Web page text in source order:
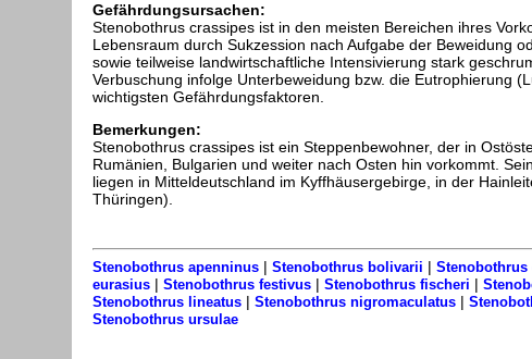
Gefährdungsursachen:
Stenobothrus crassipes ist in den meisten Bereichen ihres
Lebensraum durch Sukzession nach Aufgabe der Beweidung
sowie teilweise landwirtschaftliche Intensivierung stark
Verbuschung infolge Unterbeweidung bzw. die Eutrophierung
wichtigsten Gefährdungsfaktoren.
Bemerkungen:
Stenobothrus crassipes ist ein Steppenbewohner, der in
Rumänien, Bulgarien und weiter nach Osten hin vorkommt.
liegen in Mitteldeutschland im Kyffhäusergebirge, in der
Thüringen).
Stenobothrus apenninus| Stenobothrus bolivarii | Stenobothrus
eurasius| Stenobothrus festivus| Stenobothrus fischeri |
Stenobothrus lineatus| Stenobothrus nigromaculatus|
Stenobothrus ursulae